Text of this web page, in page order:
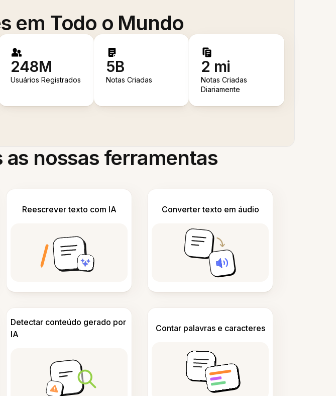
em Todo o Mundo
248M
Usuários Registrados
5B
Notas Criadas
2 mi
Notas Criadas
Diariamente
nossas ferramentas
Reescrever texto com IA Converter texto em áudio
Detectar conteúdo gerado por
IA
Contar palavras e caracteres